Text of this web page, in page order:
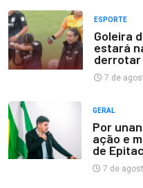
ESPORTE
Goleira
estará
derrotar
7 de
GERAL
Por
ação e
de
7 de